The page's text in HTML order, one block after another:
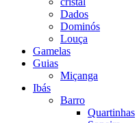
Dados
Dominós
Louça
Gamelas
Guias
Miçanga
Ibás
Barro
Quartinhas